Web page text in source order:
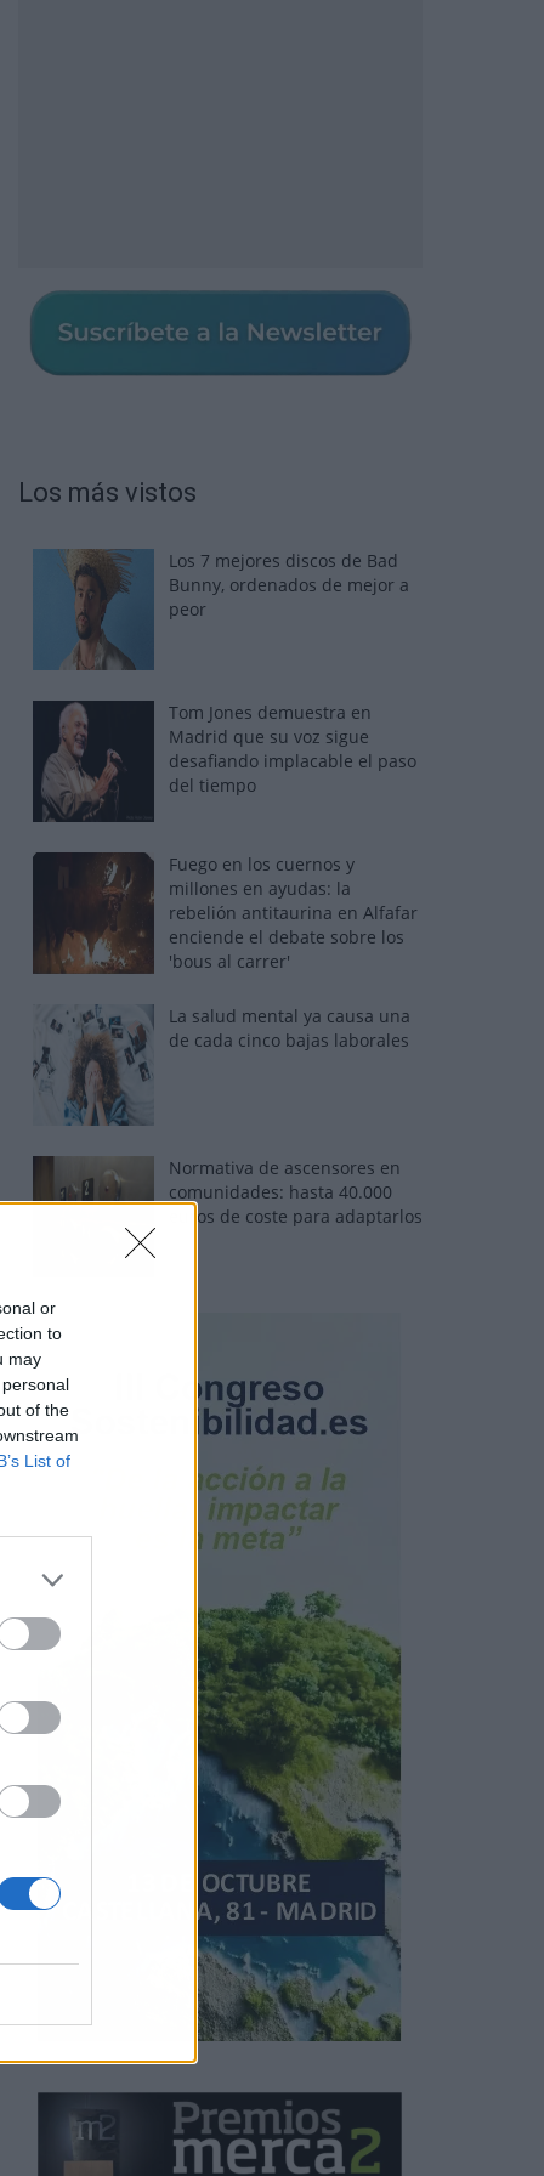
or
to
may
of the
List of
Los más vistos
Los 7 mejores discos de Bad
Bunny, ordenados de mejor a
peor
Tom Jones demuestra en
Madrid que su voz sigue
desafiando implacable el paso
del tiempo
Fuego en los cuernos y
millones en ayudas: la
rebelión antitaurina en Alfafar
enciende el debate sobre los
'bous al carrer'
La salud mental ya causa una
de cada cinco bajas laborales
Normativa de ascensores en
comunidades: hasta 40.000
euros de coste para adaptarlos